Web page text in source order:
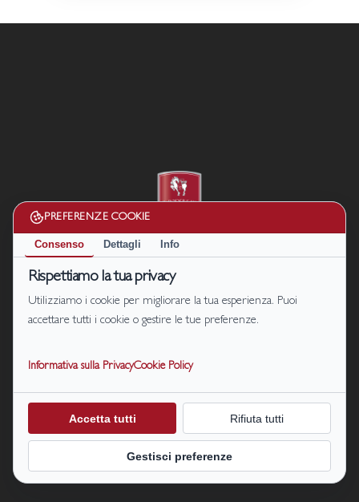
PREFERENZE COOKIE
Consenso Dettagli Info
Rispettiamo la tua privacy
Utilizziamo i cookie per migliorare la tua esperienza. Puoi
accettare tutti i cookie o gestire le tue preferenze.
Informativa sulla PrivacyCookie Policy
Accetta tutti Rifiuta tutti
Gestisci preferenze
Cookie Policy|
Disconoscimento
01990680561
+39331 4911107| Email:prenotazioni@ilpoderedimarfisa.it
CIN: IT056026B56QX824NP
© 2026 Il Podere di Marfisa.